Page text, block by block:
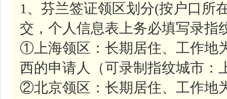
1、芬兰签证领区划分(按户口所
交，个人信息表上务必填写录指
①上海领区：长期居住、工作地
西的申请人（可录制指纹城市：
②北京领区：长期居住、工作地